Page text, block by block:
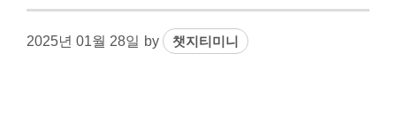
2025년 01월 28일 by 챗지티미니